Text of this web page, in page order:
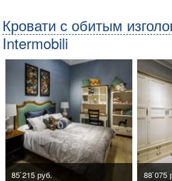
Кровати с обитым
Intermobili
85`215 руб. 88`075